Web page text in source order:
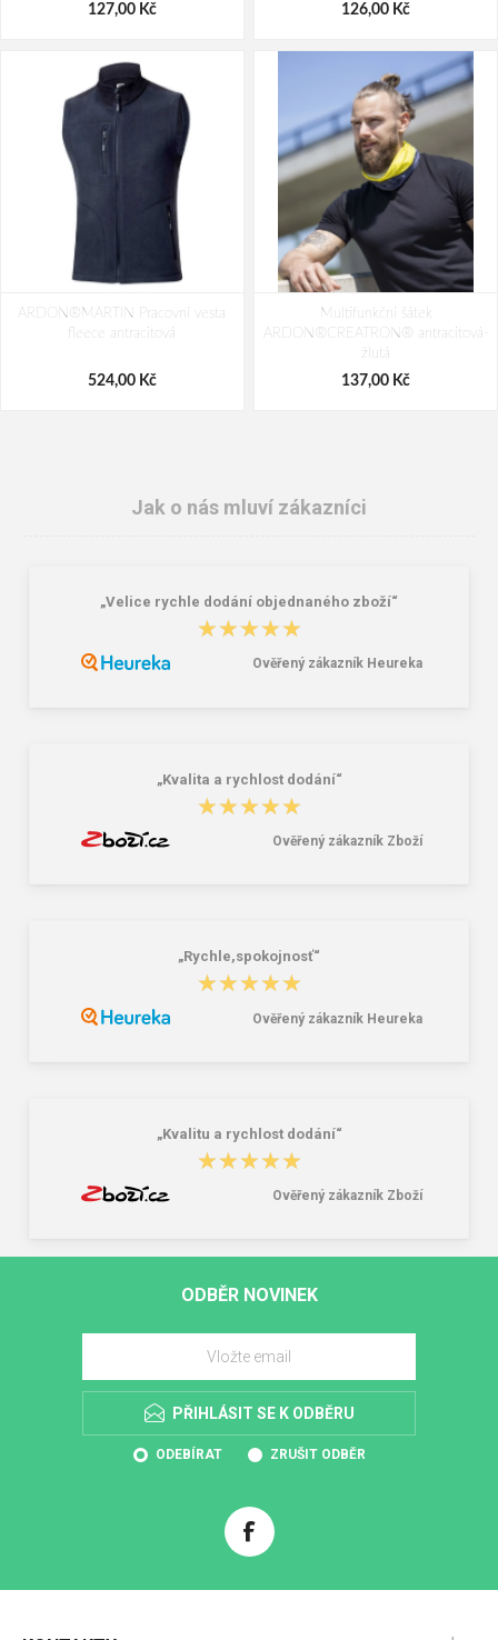
127,00 Kč 126,00 Kč
ARDON®MARTIN Pracovní vesta
fleece antracitová
524,00 Kč
Multifunkční šátek
ARDON®CREATRON® antracitová-
žlutá
137,00 Kč
Jak o nás mluví zákazníci
„Velice rychle dodání objednaného zboží“
★★★★★
★★★★★
Ověřený zákazník Heureka
„Kvalita a rychlost dodání“
★★★★★
★★★★★
Ověřený zákazník Zboží
„Rychle,spokojnosť“
★★★★★
★★★★★
Ověřený zákazník Heureka
„Kvalitu a rychlost dodání“
★★★★★
★★★★★
Ověřený zákazník Zboží
ODBĚR NOVINEK
PŘIHLÁSIT SE K ODBĚRU
ODEBÍRAT ZRUŠIT ODBĚR